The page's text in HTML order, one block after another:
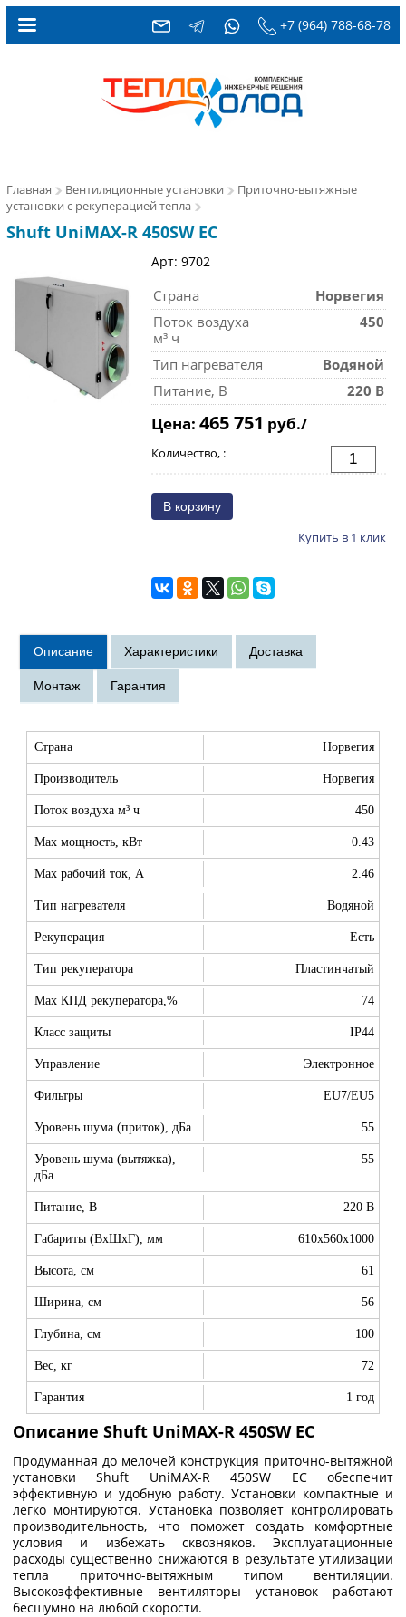
+7 (964) 788-68-78
Главная Вентиляционные установки
Приточно-вытяжные
установки с рекуперацией тепла
Shuft UniMAX-R 450SW EC
Арт: 9702
Страна
Норвегия
Поток воздуха
м³ ч
450
Тип нагревателя
Водяной
Питание, В
220 В
Цена: 465 751 руб./
Количество, :
Купить в 1 клик
Страна Норвегия
Производитель Норвегия
Поток воздуха м³ ч 450
Max мощность, кВт 0.43
Max рабочий ток, А 2.46
Тип нагревателя Водяной
Рекуперация Есть
Тип рекуператора Пластинчатый
Max КПД рекуператора,% 74
Класс защиты IP44
Управление Электронное
Фильтры EU7/EU5
Уровень шума (приток), дБа 55
Уровень шума (вытяжка),
дБа
55
Питание, В 220 В
Габариты (ВхШхГ), мм 610x560x1000
Высота, см 61
Ширина, см 56
Глубина, см 100
Вес, кг 72
Гарантия 1 год
Описание Shuft UniMAX-R 450SW EC
Продуманная до мелочей конструкция приточно-вытяжной
установки Shuft UniMAX-R 450SW EC обеспечит
эффективную и удобную работу. Установки компактные и
легко монтируются. Установка позволяет контролировать
производительность, что поможет создать комфортные
условия и избежать сквозняков. Эксплуатационные
расходы существенно снижаются в результате утилизации
тепла приточно-вытяжным типом вентиляции.
Высокоэффективные вентиляторы установок работают
бесшумно на любой скорости.